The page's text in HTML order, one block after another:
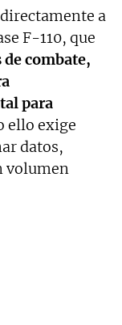
a
F-110, que
de combate,
para
ello exige
datos,
volumen